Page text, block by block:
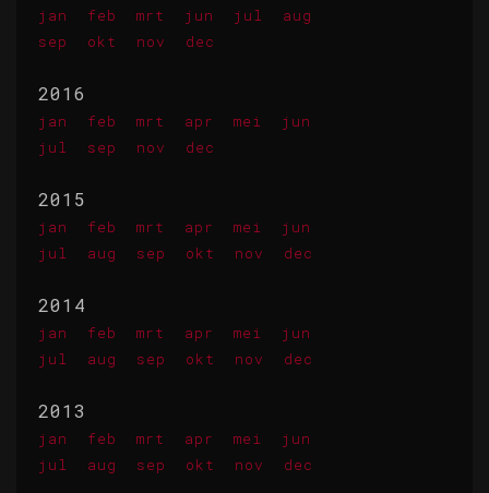
jan feb mrt jun jul
aug
sep
okt nov dec
2016
jan feb mrt apr mei
jun
jul
sep nov dec
2015
jan feb mrt apr mei
jun
jul
aug sep okt nov dec
2014
jan feb mrt apr mei
jun
jul
aug sep okt nov dec
2013
jan feb mrt apr mei
jun
jul
aug sep okt nov dec